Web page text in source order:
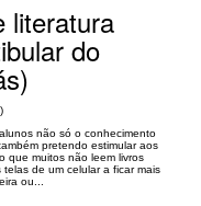
literatura
do
não só o conhecimento
pretendo estimular aos
que muitos não leem livros
de um celular a ficar mais
ou...